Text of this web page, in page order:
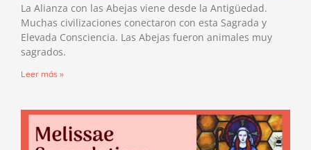
La Alianza con las Abejas viene desde la Antigüedad.
Muchas civilizaciones conectaron con esta Sagrada y
Elevada Consciencia. Las Abejas fueron animales muy
sagrados.
Leer más »